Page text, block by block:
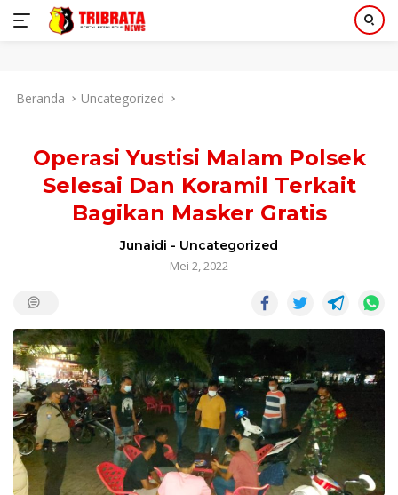
Beranda Uncategorized
Operasi Yustisi Malam Polsek
Selesai Dan Koramil Terkait
Bagikan Masker Gratis
Junaidi - Uncategorized
Mei 2, 2022